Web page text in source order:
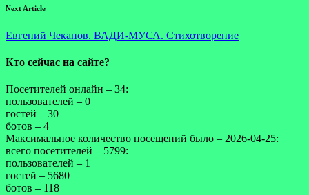
Next Article
Евгений Чеканов. ВАДИ-МУСА. Стихотворение
Кто сейчас на сайте?
Посетителей онлайн – 34:
пользователей – 0
гостей – 30
ботов – 4
Максимальное количество посещений было – 2026-04-25:
всего посетителей – 5799:
пользователей – 1
гостей – 5680
ботов – 118